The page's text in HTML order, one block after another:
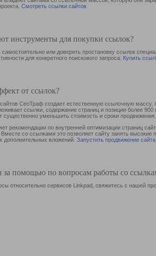
Смотреть ссылки сайтов
инструменты для покупки ссылок?
или доверить простановку ссылок
для конкретного поискового запроса. Купить
от ссылок?
СеоТраф создает естественную ссылочную
ссылки, содержание страниц и позиции более
существенно уменьшить стоимость и сроки продвижения.
рекомендации по внутренней оптимизации страниц
со ссылками это позволяет сайту занять
дополнительных вложений. Запустить продвижение сайта
за помощью по вопросам работы со
относительно сервисов Linkpad, свяжитесь с нашей